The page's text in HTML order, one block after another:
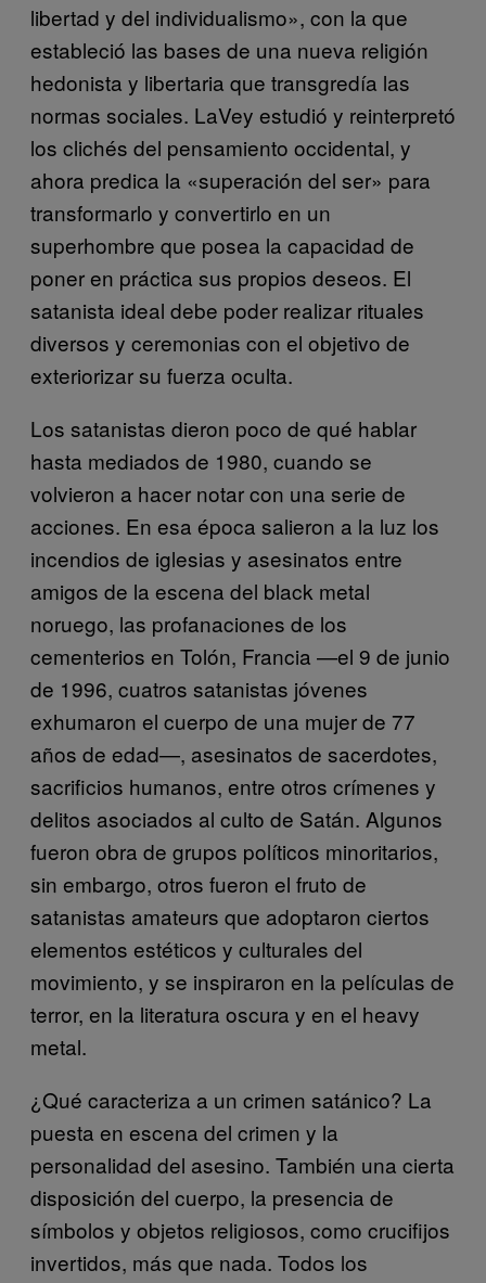
libertad y del individualismo», con la que
estableció las bases de una nueva religión
hedonista y libertaria que transgredía las
normas sociales. LaVey estudió y reinterpretó
los clichés del pensamiento occidental, y
ahora predica la «superación del ser» para
transformarlo y convertirlo en un
superhombre que posea la capacidad de
poner en práctica sus propios deseos. El
satanista ideal debe poder realizar rituales
diversos y ceremonias con el objetivo de
exteriorizar su fuerza oculta.
Los satanistas dieron poco de qué hablar
hasta mediados de 1980, cuando se
volvieron a hacer notar con una serie de
acciones. En esa época salieron a la luz los
incendios de iglesias y asesinatos entre
amigos de la escena del black metal
noruego, las profanaciones de los
cementerios en Tolón, Francia —el 9 de junio
de 1996, cuatros satanistas jóvenes
exhumaron el cuerpo de una mujer de 77
años de edad—, asesinatos de sacerdotes,
sacrificios humanos, entre otros crímenes y
delitos asociados al culto de Satán. Algunos
fueron obra de grupos políticos minoritarios,
sin embargo, otros fueron el fruto de
satanistas amateurs que adoptaron ciertos
elementos estéticos y culturales del
movimiento, y se inspiraron en la películas de
terror, en la literatura oscura y en el heavy
metal.
¿Qué caracteriza a un crimen satánico? La
puesta en escena del crimen y la
personalidad del asesino. También una cierta
disposición del cuerpo, la presencia de
símbolos y objetos religiosos, como crucifijos
invertidos, más que nada. Todos los